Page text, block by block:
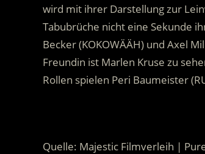
wird mit ihrer Darstellung zur
Tabubrüche nicht eine Sekunde
Becker (KOKOWÄÄH) und Axel
Freundin ist Marlen Kruse zu
Rollen spielen Peri Baumeister
Quelle: Majestic Filmverleih |